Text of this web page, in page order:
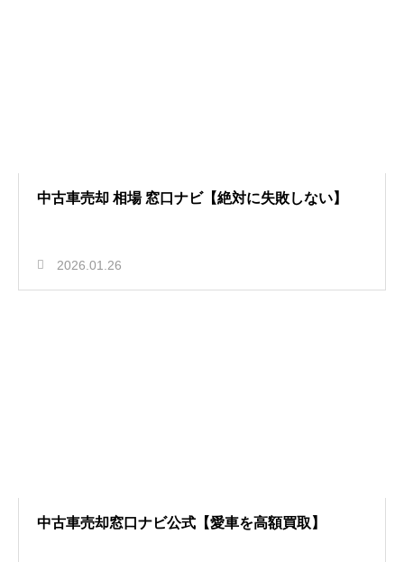
中古車売却 相場 窓口ナビ【絶対に失敗しない】
2026.01.26
中古車売却窓口ナビ公式【愛車を高額買取】